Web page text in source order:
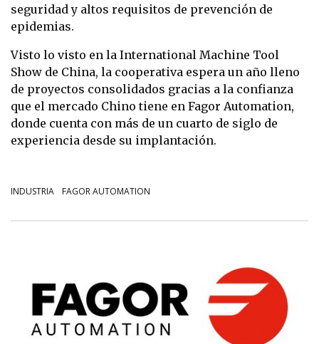
seguridad y altos requisitos de prevención de
epidemias.
Visto lo visto en la International Machine Tool
Show de China, la cooperativa espera un año lleno
de proyectos consolidados gracias a la confianza
que el mercado Chino tiene en Fagor Automation,
donde cuenta con más de un cuarto de siglo de
experiencia desde su implantación.
INDUSTRIA FAGOR AUTOMATION